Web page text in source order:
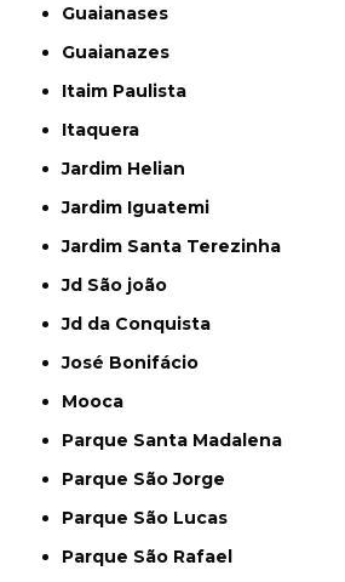
Guaianases
Guaianazes
Itaim Paulista
Itaquera
Jardim Helian
Jardim Iguatemi
Jardim Santa Terezinha
Jd São joão
Jd da Conquista
José Bonifácio
Mooca
Parque Santa Madalena
Parque São Jorge
Parque São Lucas
Parque São Rafael